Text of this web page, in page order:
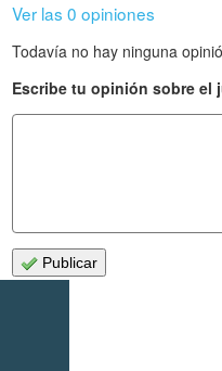
Ver las 0 opiniones
Todavía no hay ninguna
Escribe tu opinión sobre el
Publicar